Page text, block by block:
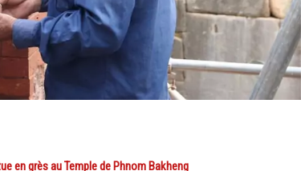
en grès au Temple de Phnom Bakheng